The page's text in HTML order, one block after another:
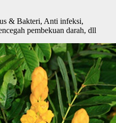
& Bakteri, Anti infeksi,
pembekuan darah, dll